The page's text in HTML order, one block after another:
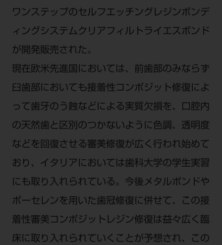
ワンステップのセルフエッチングレジンボンデ
ィングシステムクリアフィルトライエスボンド
が開発販売された。
現在欧米先進国においては、前歯部のみならず
臼歯部においても接着性コンポジット修復によ
って歯牙のう蝕などによる実質欠損を、口腔内
の天然歯と区別のつかないように色調、透明度
などを回復させる審美修復が広く行われ始めて
おり、イタリアにおいては歯科大学の学生実習
にも取り入れられている。今後メタルボンドや
ポーセレンを用いた歯冠修復に併せて、この接
着性審美コンポジットレジン修復は益々広く臨
床に取り入れられていくことが予想され、この